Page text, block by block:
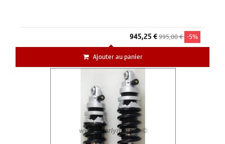
945,25 €995,00 € -5%
Ajouter au panier